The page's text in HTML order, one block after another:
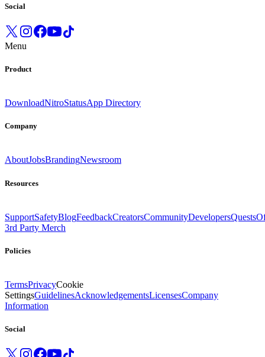
Social
Menu
Product
DownloadNitroStatusApp Directory
Company
AboutJobsBrandingNewsroom
Resources
SupportSafetyBlogFeedbackCreatorsCommunityDevelopersQuests
3rd Party Merch
Policies
TermsPrivacyCookie
SettingsGuidelinesAcknowledgementsLicensesCompany
Information
Social